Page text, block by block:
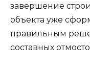
завершение
объекта уже
правильным
составных